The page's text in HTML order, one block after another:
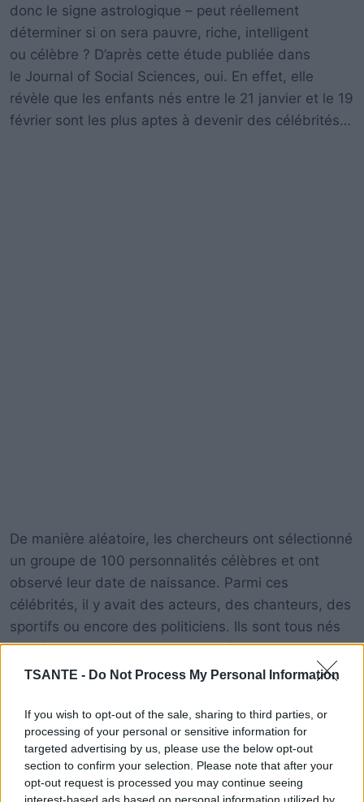
TSANTE - Do Not Process My Personal Information
If you wish to opt-out of the sale, sharing to third parties, or
processing of your personal or sensitive information for
targeted advertising by us, please use the below opt-out
section to confirm your selection. Please note that after your
opt-out request is processed you may continue seeing
interest-based ads based on personal information utilized by
donc le signe astrologique – peut réellement
déterminer si on sera pauvre, riche, intelligent
ou célèbre ? D’après cette étude publiée dans
le Journal of Social Sciences, oui. En effet, elle
révèle que les enfants nés entre le 21 janvier et le 19
février sont les plus aptes à devenir des célébrités…
De manière aléatoire, les chercheurs ont sélectionné
un groupe de 100 personnalités célèbres et ont
observé leur date de naissance. Parmi ces
célébrités, il y avait des acteurs, des chanteurs, des
sportifs ou encore des politiciens. Ils sont tous nés
en début d’année et plus particulièrement entre le
21 janvier et 19 février.
Le résultat n’a pas changé lorsque les chercheurs
ont augmenté le nombre du groupe. D’abord 100
puis 200 puis 300 célébrités. Les résultats étaient
les mêmes montrant une corrélation entre